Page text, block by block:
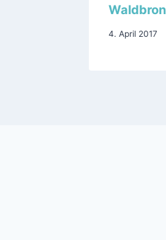
4. April 2017